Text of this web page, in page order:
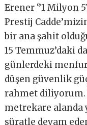
Erener ‘’1 Milyon
Prestij
bir ana şahit
15 Temmuz’daki
günlerdeki
düşen güvenlik
rahmet diliyorum.
metrekare alanda
süratle devam